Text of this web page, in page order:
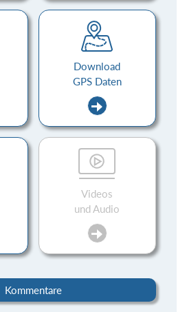
Download
GPS Daten
Videos
und Audio
Kommentare